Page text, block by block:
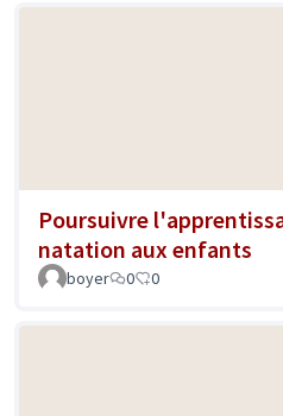
Poursuivre
natation aux enfants
boyer 0 0